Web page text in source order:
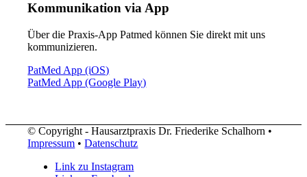
Kommunikation via App
Über die Praxis-App Patmed können Sie direkt mit uns
kommunizieren.
PatMed App (iOS)
PatMed App (Google Play)
© Copyright - Hausarztpraxis Dr. Friederike Schalhorn •
Impressum •Datenschutz
Link zu Instagram